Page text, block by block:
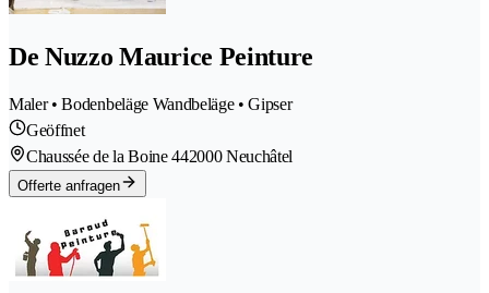
De Nuzzo Maurice Peinture
Maler • Bodenbeläge Wandbeläge • Gipser
Geöffnet
Chaussée de la Boine 442000 Neuchâtel
Offerte anfragen